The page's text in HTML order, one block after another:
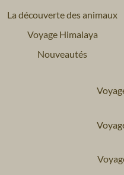
La découverte des animaux
Voyage Himalaya
Nouveautés